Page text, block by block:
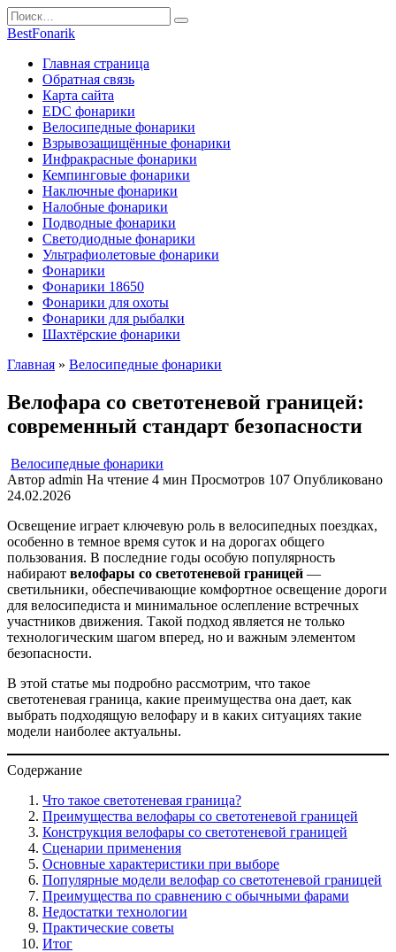
Перейти
к
Search
for:
BestFonarik
Главная страница
Обратная связь
Карта сайта
EDC фонарики
Велосипедные фонарики
Взрывозащищённые фонарики
Инфракрасные фонарики
Кемпинговые фонарики
Наключные фонарики
Налобные фонарики
Подводные фонарики
Светодиодные фонарики
Ультрафиолетовые фонарики
Фонарики
Фонарики 18650
Фонарики для охоты
Фонарики для рыбалки
Шахтёрские фонарики
Главная » Велосипедные фонарики
Велофара со светотеневой границей:
современный стандарт безопасности
Велосипедные фонарики
Автор admin На чтение 4 мин Просмотров 107 Опубликовано
24.02.2026
Освещение играет ключевую роль в велосипедных поездках,
особенно в темное время суток и на дорогах общего
пользования. В последние годы особую популярность
набирают велофары со светотеневой границей —
светильники, обеспечивающие комфортное освещение дороги
для велосипедиста и минимальное ослепление встречных
участников движения. Такой подход является не только
технологическим шагом вперед, но и важным элементом
безопасности.
В этой статье мы подробно рассмотрим, что такое
светотеневая граница, какие преимущества она дает, как
выбрать подходящую велофару и в каких ситуациях такие
модели наиболее актуальны.
Содержание
Что такое светотеневая граница?
Преимущества велофары со светотеневой границей
Конструкция велофары со светотеневой границей
Сценарии применения
Основные характеристики при выборе
Популярные модели велофар со светотеневой границей
Преимущества по сравнению с обычными фарами
Недостатки технологии
Практические советы
Итог